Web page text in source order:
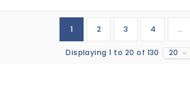
1 2 3 4 ...
Displaying 1 to 20 of 130 20